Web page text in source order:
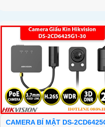
CAMERA BÍ MẬT DS-